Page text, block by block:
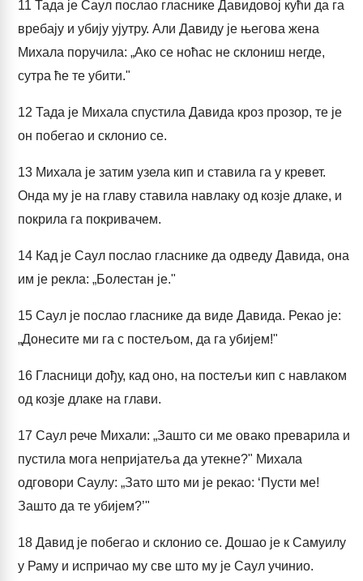
11 Тада је Саул послао гласнике Давидовој кући да га
вребају и убију ујутру. Али Давиду је његова жена
Михала поручила: „Ако се ноћас не склониш негде,
сутра ће те убити."
12 Тада је Михала спустила Давида кроз прозор, те је
он побегао и склонио се.
13 Михала је затим узела кип и ставила га у кревет.
Онда му је на главу ставила навлаку од козје длаке, и
покрила га покривачем.
14 Кад је Саул послао гласнике да одведу Давида, она
им је рекла: „Болестан је."
15 Саул је послао гласнике да виде Давида. Рекао је:
„Донесите ми га с постељом, да га убијем!"
16 Гласници дођу, кад оно, на постељи кип с навлаком
од козје длаке на глави.
17 Саул рече Михали: „Зашто си ме овако преварила и
пустила мога непријатеља да утекне?" Михала
одговори Саулу: „Зато што ми је рекао: ‘Пусти ме!
Зашто да те убијем?’"
18 Давид је побегао и склонио се. Дошао је к Самуилу
у Раму и испричао му све што му је Саул учинио.